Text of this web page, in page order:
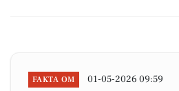
FAKTA OM 01-05-2026 09:59